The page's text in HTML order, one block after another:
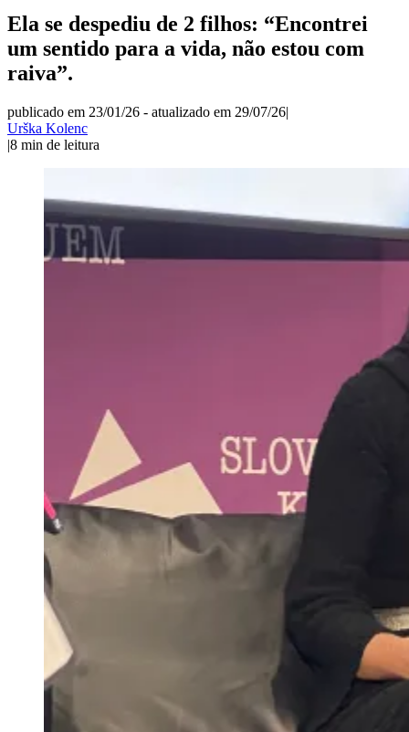
Ela se despediu de 2 filhos: “Encontrei
um sentido para a vida, não estou com
raiva”.
publicado em 23/01/26 - atualizado em 29/07/26|
Urška Kolenc
|8 min de leitura